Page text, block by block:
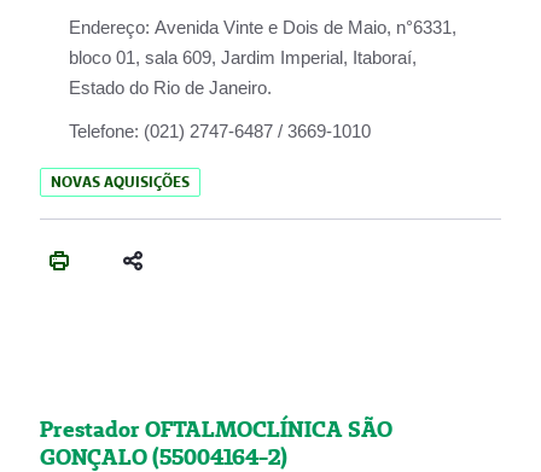
Endereço: Avenida Vinte e Dois de Maio, n°6331,
bloco 01, sala 609, Jardim Imperial, Itaboraí,
Estado do Rio de Janeiro.
Telefone: (021) 2747-6487 / 3669-1010
NOVAS AQUISIÇÕES
Prestador OFTALMOCLÍNICA SÃO
GONÇALO (55004164-2)